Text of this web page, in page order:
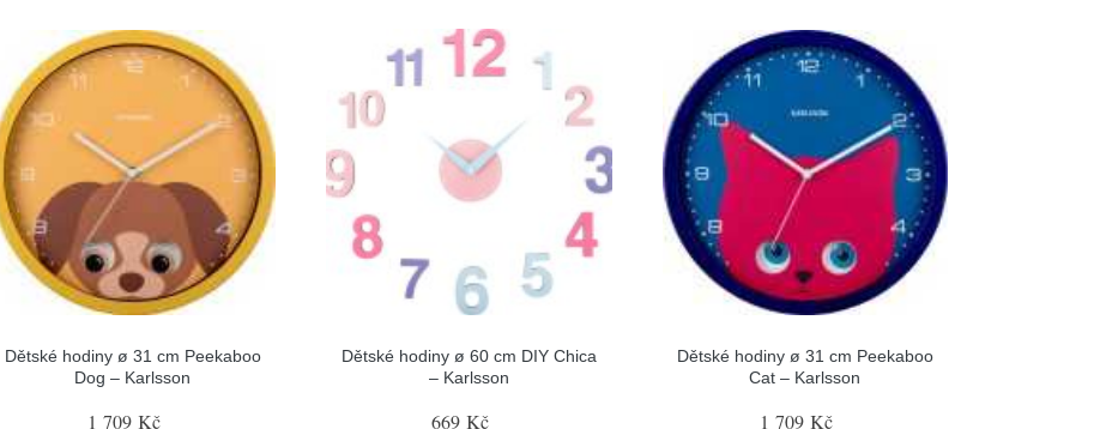
Dětské hodiny ø 31 cm Peekaboo
Dog – Karlsson
1 709 Kč
Dětské hodiny ø 60 cm DIY Chica
– Karlsson
669 Kč
Dětské hodiny ø 31 cm Peekaboo
Cat – Karlsson
1 709 Kč